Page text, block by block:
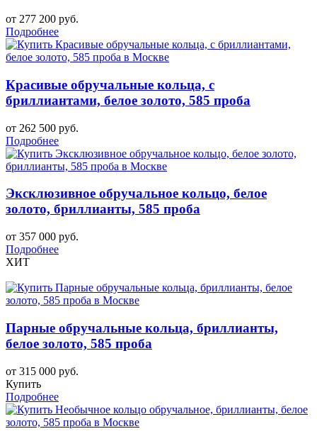
от 277 200 руб.
Подробнее
Красивые обручальные кольца, с
бриллиантами, белое золото, 585 проба
от 262 500 руб.
Подробнее
Эксклюзивное обручальное кольцо, белое
золото, бриллианты, 585 проба
от 357 000 руб.
Подробнее
ХИТ
Парные обручальные кольца, бриллианты,
белое золото, 585 проба
от 315 000 руб.
Купить
Подробнее